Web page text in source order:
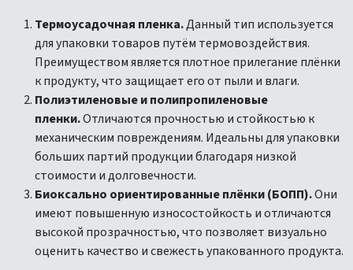
Термоусадочная пленка.Данный тип используется
для упаковки товаров путём термовоздействия.
Преимуществом является плотное прилегание плёнки
к продукту, что защищает его от пыли и влаги.
Полиэтиленовые и полипропиленовые
пленки.Отличаются прочностью и стойкостью к
механическим повреждениям. Идеальны для упаковки
больших партий продукции благодаря низкой
стоимости и долговечности.
Биоксально ориентированные плёнки (БОПП).Они
имеют повышенную износостойкость и отличаются
высокой прозрачностью, что позволяет визуально
оценить качество и свежесть упакованного продукта.